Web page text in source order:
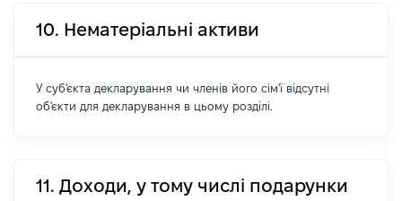
10. Нематеріальні активи
У суб'єкта декларування чи членів його сім'ї відсутні
об'єкти для декларування в цьому розділі.
11. Доходи, у тому числі подарунки